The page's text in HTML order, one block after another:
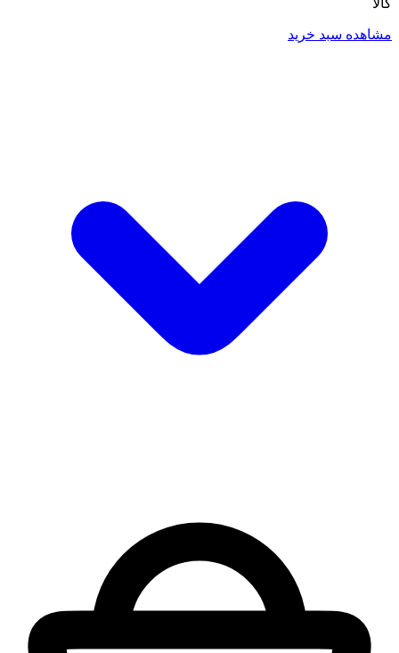
کالا
مشاهده سبد خرید